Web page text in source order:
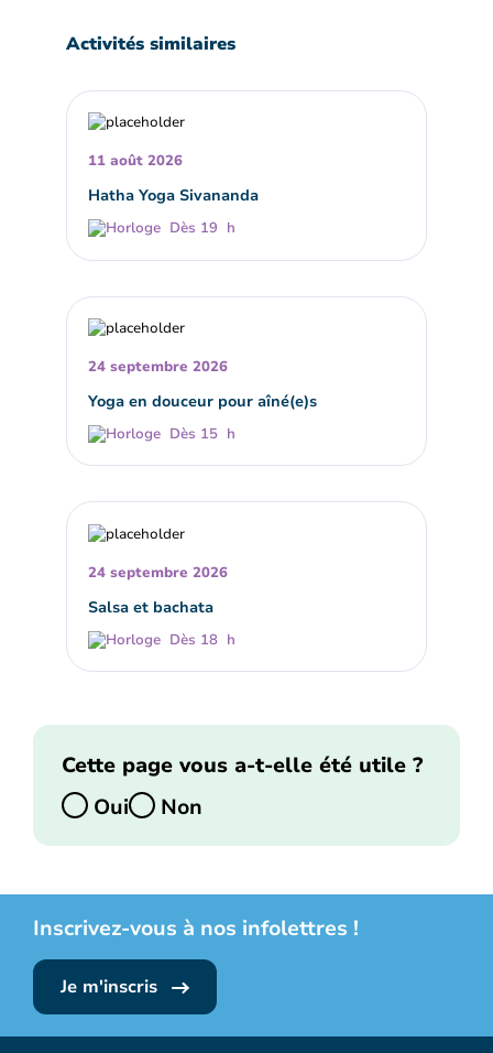
Activités similaires
11 août 2026
Hatha Yoga Sivananda
Dès 19 h
24 septembre 2026
Yoga en douceur pour aîné(e)s
Dès 15 h
24 septembre 2026
Salsa et bachata
Dès 18 h
Cette page vous a-t-elle été utile ?
Oui
Non
Inscrivez-vous à nos infolettres !
Je m'inscris